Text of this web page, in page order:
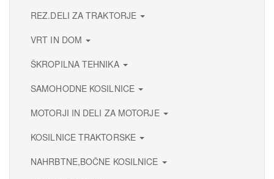
REZ.DELI ZA TRAKTORJE
VRT IN DOM
ŠKROPILNA TEHNIKA
SAMOHODNE KOSILNICE
MOTORJI IN DELI ZA MOTORJE
KOSILNICE TRAKTORSKE
NAHRBTNE,BOČNE KOSILNICE